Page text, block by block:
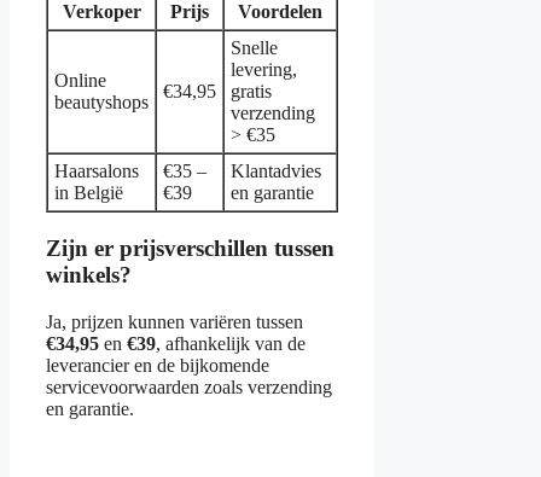
Verkoper Prijs Voordelen
Online
beautyshops
€34,95
Snelle
levering,
gratis
verzending
> €35
Haarsalons
in België
€35 –
€39
Klantadvies
en garantie
Zijn er prijsverschillen tussen
winkels?
Ja, prijzen kunnen variëren tussen
€34,95 en €39, afhankelijk van de
leverancier en de bijkomende
servicevoorwaarden zoals verzending
en garantie.